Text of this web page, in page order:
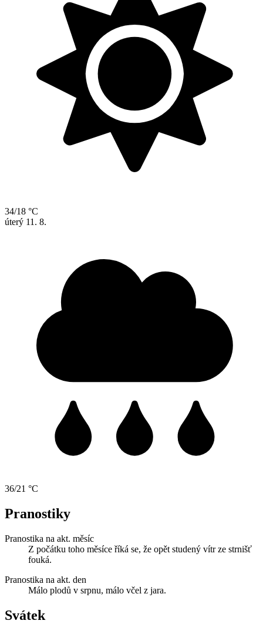
34/18 °C
úterý 11. 8.
36/21 °C
Pranostiky
Pranostika na akt. měsíc
Z počátku toho měsíce říká se, že opět studený vítr ze strnišť
fouká.
Pranostika na akt. den
Málo plodů v srpnu, málo včel z jara.
Svátek